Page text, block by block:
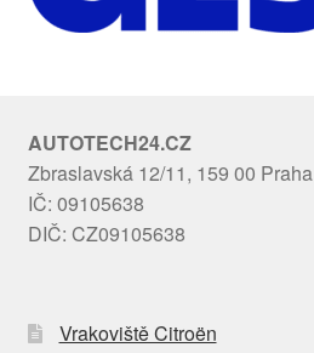
AUTOTECH24.CZ
Zbraslavská 12/11, 159 00 Praha
IČ: 09105638
DIČ: CZ09105638
Vrakoviště Citroën